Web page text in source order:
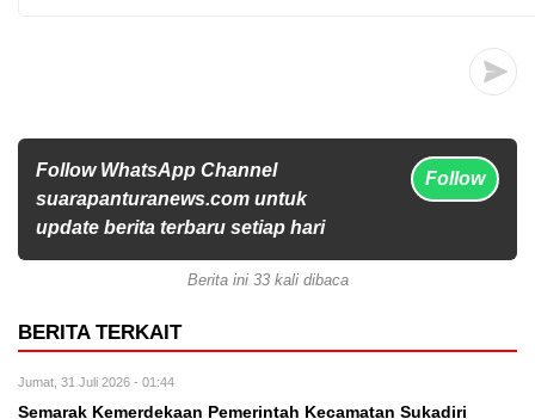
Follow WhatsApp Channel
suarapanturanews.com untuk
update berita terbaru setiap hari
Follow
Berita ini 33 kali dibaca
BERITA TERKAIT
Jumat, 31 Juli 2026 - 01:44
Semarak Kemerdekaan Pemerintah Kecamatan Sukadiri